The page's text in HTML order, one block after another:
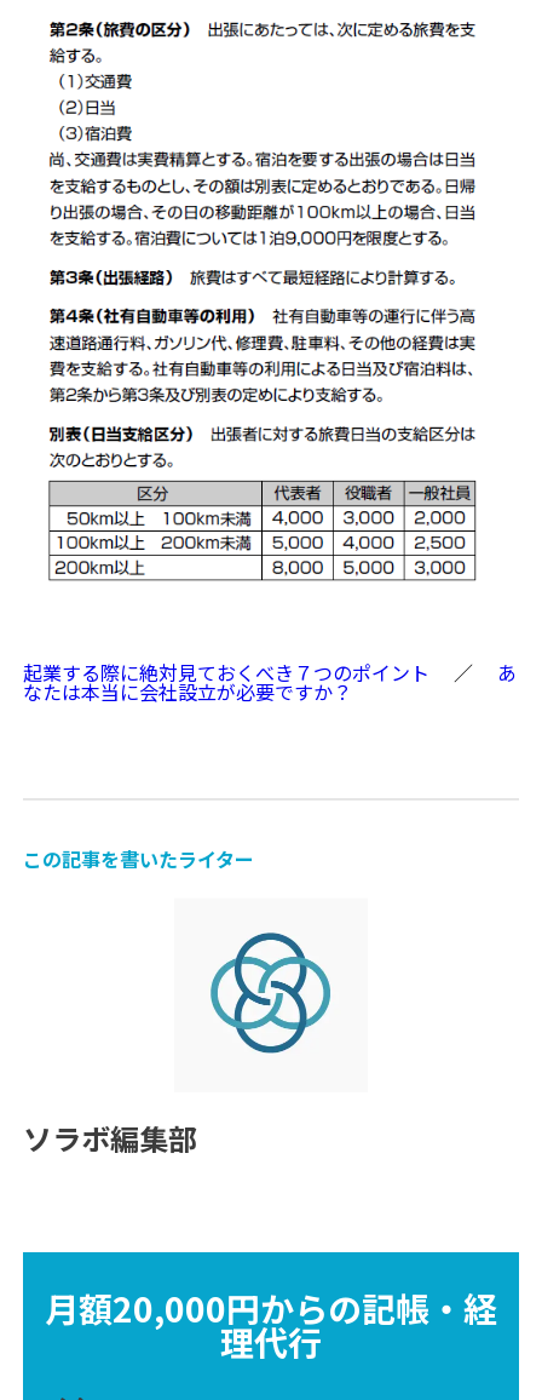
起業する際に絶対見ておくべき７つのポイント ／ あ
なたは本当に会社設立が必要ですか？
この記事を書いたライター
ソラボ編集部
月額20,000円からの記帳・経
理代行